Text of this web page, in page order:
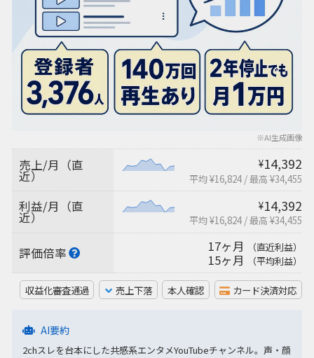
※AI生成画像
売上/月（直
近）
¥14,392
平均 ¥16,824/最高 ¥34,455
利益/月（直
近）
¥14,392
平均 ¥16,824/最高 ¥34,455
評価倍率 17ヶ月 （直近利益）
15ヶ月 （平均利益）
収益化審査通過 売上下落 本人確認 カード決済対応
AI要約
2chスレを台本にした共感系エンタメYouTubeチャンネル。声・顔